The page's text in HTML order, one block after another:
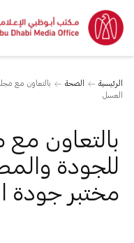
الرئيسية الصحة
العسل
بالتعاون
مختبر جودة